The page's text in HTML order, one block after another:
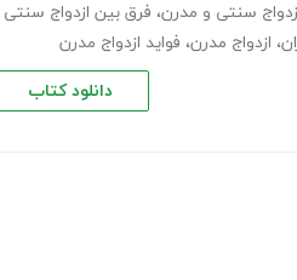
سنتی و مدرن، فرق بین ازدواج سنتی
، ازدواج مدرن، فواید ازدواج مدرن
دانلود کتاب